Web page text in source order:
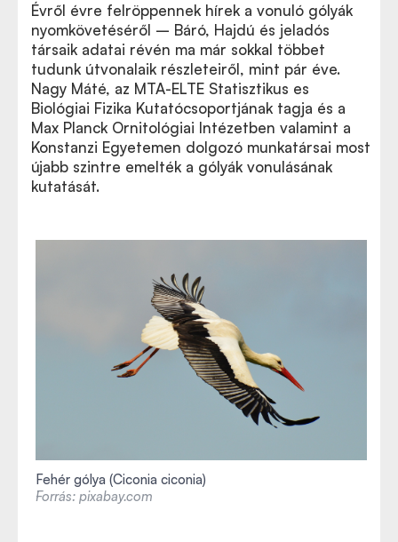
A publikáció a Science honlapján itt érhető el.
Évről évre felröppennek hírek a vonuló gólyák
nyomkövetéséről – Báró, Hajdú és jeladós
társaik adatai révén ma már sokkal többet
tudunk útvonalaik részleteiről, mint pár éve.
Nagy Máté, az MTA-ELTE Statisztikus es
Biológiai Fizika Kutatócsoportjának tagja és a
Max Planck Ornitológiai Intézetben valamint a
Konstanzi Egyetemen dolgozó munkatársai most
újabb szintre emelték a gólyák vonulásának
kutatását.
Fehér gólya (Ciconia ciconia)
Forrás: pixabay.com